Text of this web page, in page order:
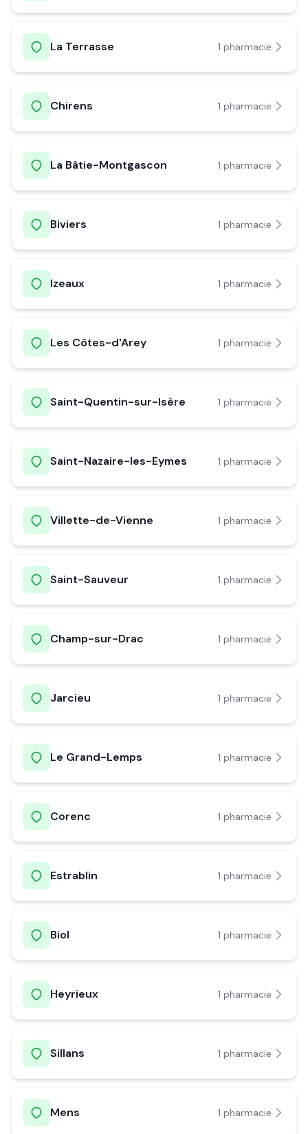
La Terrasse 1 pharmacie
Chirens 1 pharmacie
La Bâtie-Montgascon 1 pharmacie
Biviers 1 pharmacie
Izeaux 1 pharmacie
Les Côtes-d'Arey 1 pharmacie
Saint-Quentin-sur-Isère 1 pharmacie
Saint-Nazaire-les-Eymes 1 pharmacie
Villette-de-Vienne 1 pharmacie
Saint-Sauveur 1 pharmacie
Champ-sur-Drac 1 pharmacie
Jarcieu 1 pharmacie
Le Grand-Lemps 1 pharmacie
Corenc 1 pharmacie
Estrablin 1 pharmacie
Biol 1 pharmacie
Heyrieux 1 pharmacie
Sillans 1 pharmacie
Mens 1 pharmacie